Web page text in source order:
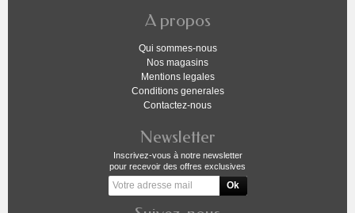
A propos
Qui sommes-nous
Nos magasins
Mentions legales
Conditions generales
Contactez-nous
Newsletter
Inscrivez-vous à notre newsletter
pour recevoir des offres exclusives